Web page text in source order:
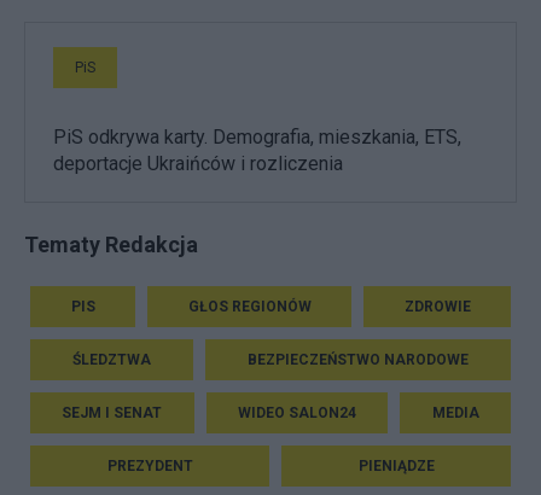
PiS
PiS odkrywa karty. Demografia, mieszkania, ETS,
deportacje Ukraińców i rozliczenia
Tematy Redakcja
PIS GŁOS REGIONÓW ZDROWIE
ŚLEDZTWA BEZPIECZEŃSTWO NARODOWE
SEJM I SENAT WIDEO SALON24 MEDIA
PREZYDENT PIENIĄDZE